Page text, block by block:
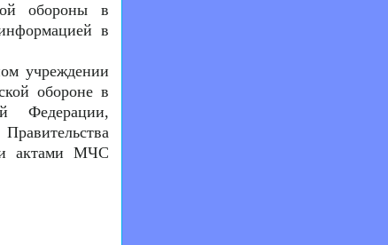
обороны в
в
учреждении
обороне в
Федерации,
актами МЧС